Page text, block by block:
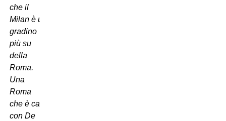
che il
Milan è un
gradino
più su
della
Roma.
Una
Roma
che è cambiata
con De